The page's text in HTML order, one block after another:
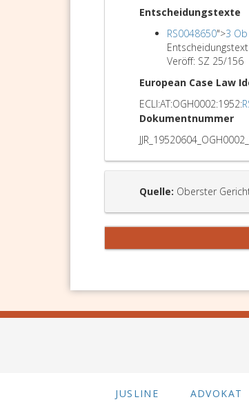
Entscheidungstexte
RS0048650">3
Veröff: SZ 25/156
European Case Law
ECLI:AT:OGH0002:1952:
Dokumentnummer
Quelle: Oberster
JUSLINE ADVOKAT